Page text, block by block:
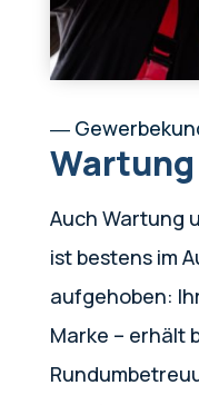
―
Auch Wartung
ist bestens im
aufgehoben:
Marke – erhält